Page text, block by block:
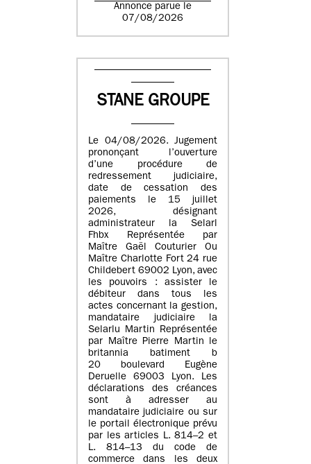
Annonce parue le
07/08/2026
STANE GROUPE
Le 04/08/2026. Jugement
prononçant l’ouverture
d’une procédure de
redressement judiciaire,
date de cessation des
paiements le 15 juillet
2026, désignant
administrateur la Selarl
Fhbx Représentée par
Maître Gaël Couturier Ou
Maître Charlotte Fort 24 rue
Childebert 69002 Lyon, avec
les pouvoirs : assister le
débiteur dans tous les
actes concernant la gestion,
mandataire judiciaire la
Selarlu Martin Représentée
par Maître Pierre Martin le
britannia batiment b
20 boulevard Eugène
Deruelle 69003 Lyon. Les
déclarations des créances
sont à adresser au
mandataire judiciaire ou sur
le portail électronique prévu
par les articles L. 814–2 et
L. 814–13 du code de
commerce dans les deux